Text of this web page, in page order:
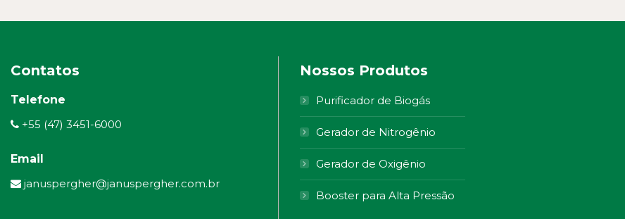
Contatos
Telefone
+55 (47) 3451-6000
Email
januspergher@januspergher.com.br
Nossos Produtos
Purificador de Biogás
Gerador de Nitrogênio
Gerador de Oxigênio
Booster para Alta Pressão